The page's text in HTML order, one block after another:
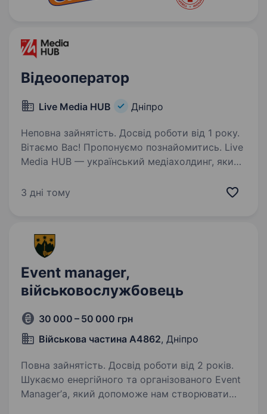
Відеооператор
Live Media HUB Дніпро
Неповна зайнятість. Досвід роботи від 1 року.
Вітаємо Вас! Пропонуємо познайомитись. Live
Media HUB — український медіахолдинг, який
новинна платформа з фокусом
3 дні тому
Event manager,
військовослужбовець
30 000 – 50 000 грн
Військова частина А4862, Дніпро
Повна зайнятість. Досвід роботи від 2 років.
Шукаємо енергійного та організованого Event
Manager’а, який допоможе нам створювати